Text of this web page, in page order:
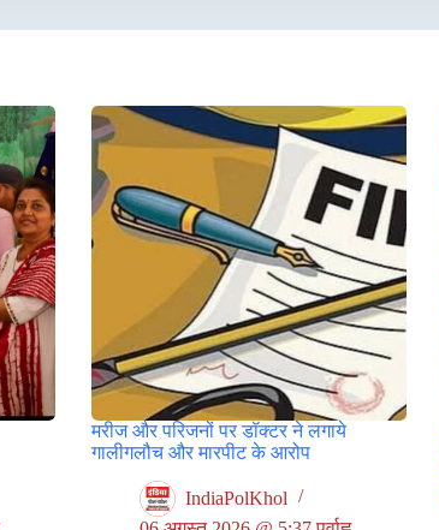
मरीज और परिजनों पर डॉक्टर ने लगाये
गालीगलौच और मारपीट के आरोप
IndiaPolKhol